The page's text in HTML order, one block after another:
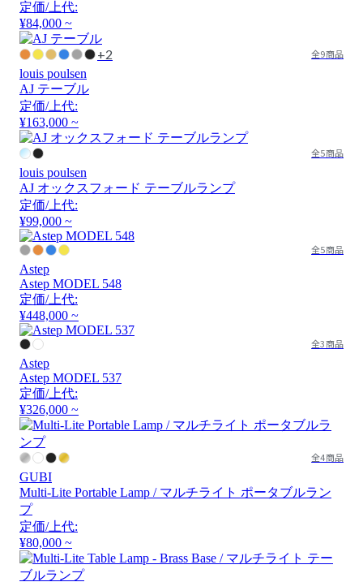
定価/上代:
¥84,000 ~
+2 全9商品
louis poulsen
AJ テーブル
定価/上代:
¥163,000 ~
全5商品
louis poulsen
AJ オックスフォード テーブルランプ
定価/上代:
¥99,000 ~
全5商品
Astep
Astep MODEL 548
定価/上代:
¥448,000 ~
全3商品
Astep
Astep MODEL 537
定価/上代:
¥326,000 ~
全4商品
GUBI
Multi-Lite Portable Lamp / マルチライト ポータブルラン
プ
定価/上代:
¥80,000 ~